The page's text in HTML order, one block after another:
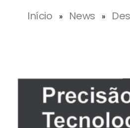
Início » News »